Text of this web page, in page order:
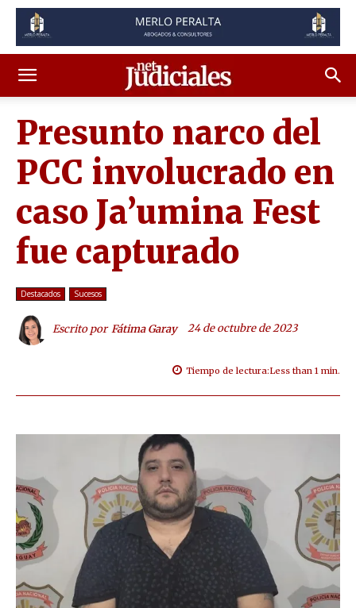
Presunto narco del
PCC involucrado en
caso Ja’umina Fest
fue capturado
Destacados Sucesos
Escrito por Fátima Garay 24 de octubre de 2023
Tiempo de lectura:Less than 1 min.